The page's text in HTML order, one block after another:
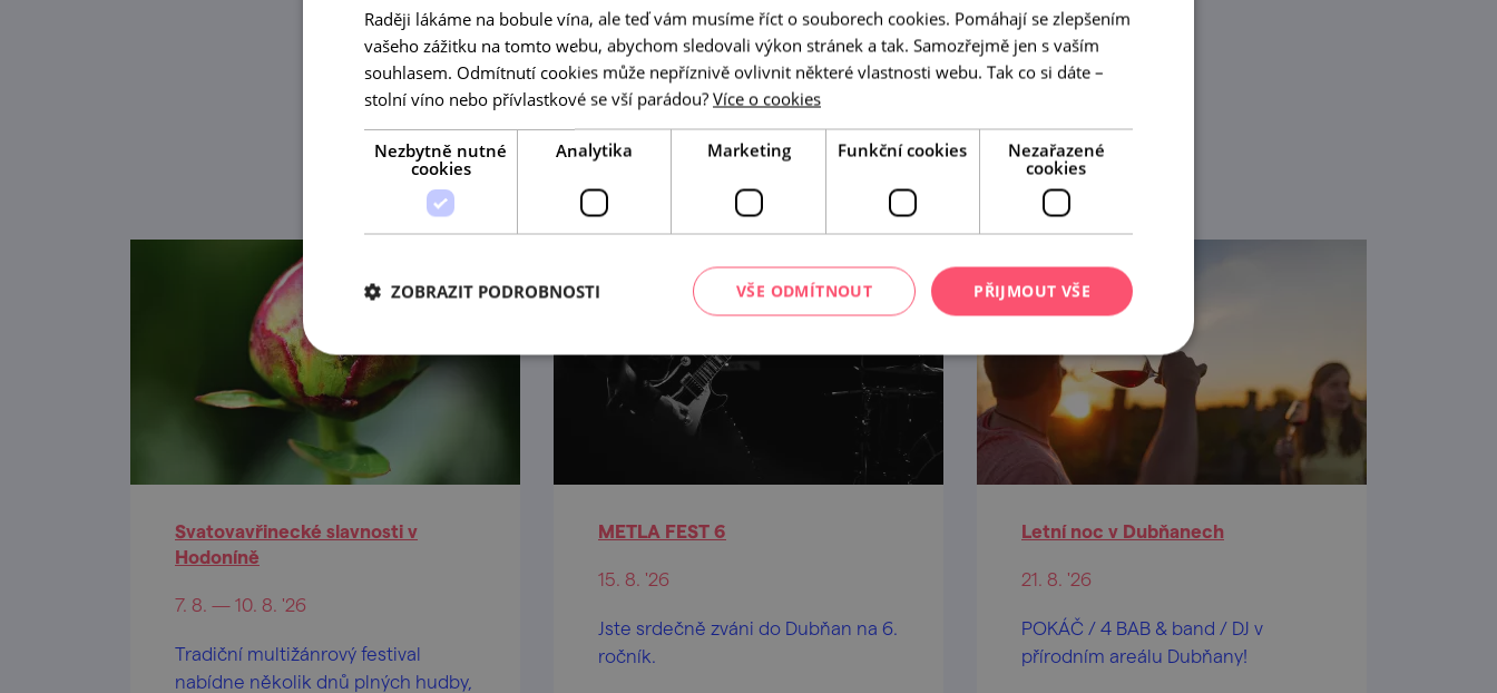
A tady už jste byli?
Našli jsme další akce, které by se vám mohly líbit.
tip na
Svatovavřinecké slavnosti v
Hodoníně
7. 8. — 10. 8. '26
Tradiční multižánrový festival
nabídne několik dnů plných hudby,
METLA FEST 6
15. 8. '26
Jste srdečně zváni do Dubňan na 6.
ročník.
Letní noc v Dubňanech
21. 8. '26
POKÁČ / 4 BAB & band / DJ v
přírodním areálu Dubňany!
Raději lákáme na bobule vína, ale teď vám musíme říct o souborech cookies. Pomáhají se zlepšením
vašeho zážitku na tomto webu, abychom sledovali výkon stránek a tak. Samozřejmě jen s vaším
souhlasem. Odmítnutí cookies může nepříznivě ovlivnit některé vlastnosti webu. Tak co si dáte –
stolní víno nebo přívlastkové se vší parádou? Více o cookies
Nezbytně nutné
cookies
Analytika Marketing Funkční cookies
Nezařazené
cookies
PŘIJMOUT VŠE
VŠE ODMÍTNOUT
ZOBRAZIT PODROBNOSTI